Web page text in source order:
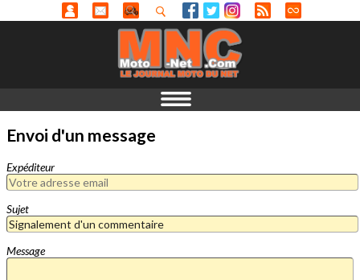
Envoi d'un message
Expéditeur
Sujet
Message